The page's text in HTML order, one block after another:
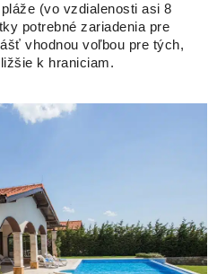
(vo vzdialenosti asi 8
potrebné zariadenia pre
vhodnou voľbou pre tých,
k hraniciam.